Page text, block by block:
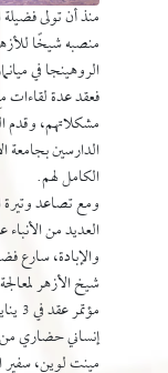
منذ أن تولى
منصبه شيخًا
الروهينجا في
فعقد عدة لقاءات
مشكلاتهم، وقدم
الدارسين بجامعة
الكامل لهم.
ومع تصاعد وتيرة
العديد من
والإبادة، سارع
شيخ الأزهر
إنساني حضاري
مينت لوين، سفير